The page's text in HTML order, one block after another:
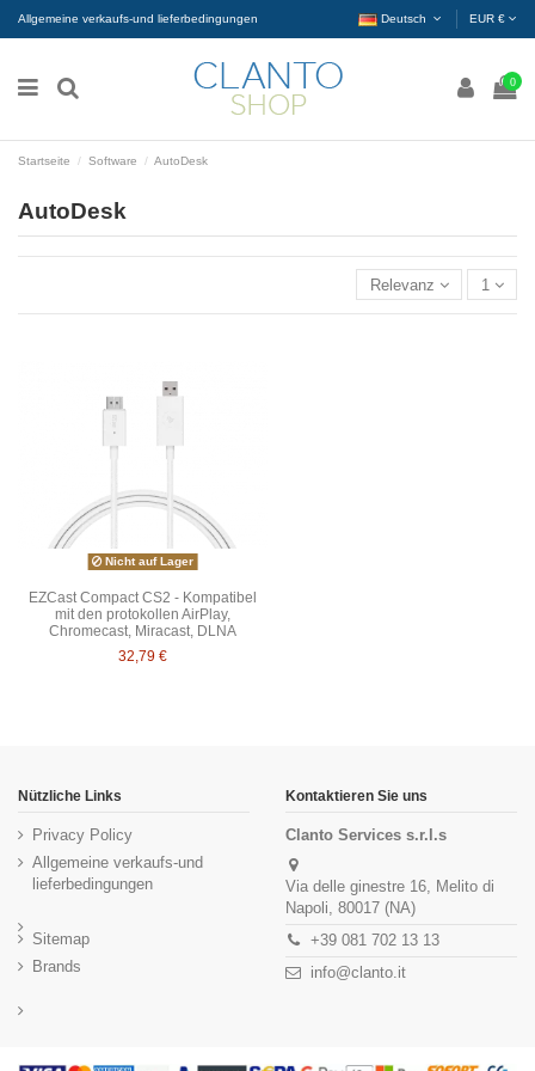
Allgemeine verkaufs-und lieferbedingungen Deutsch EUR €
0
Startseite Software AutoDesk
AutoDesk
Relevanz 1
Nicht auf Lager
EZCast Compact CS2 - Kompatibel
mit den protokollen AirPlay,
Chromecast, Miracast, DLNA
32,79 €
Nützliche Links
Privacy Policy
Allgemeine verkaufs-und
lieferbedingungen
Sitemap
Brands
Kontaktieren Sie uns
Clanto Services s.r.l.s
Via delle ginestre 16, Melito di
Napoli, 80017 (NA)
+39 081 702 13 13
info@clanto.it